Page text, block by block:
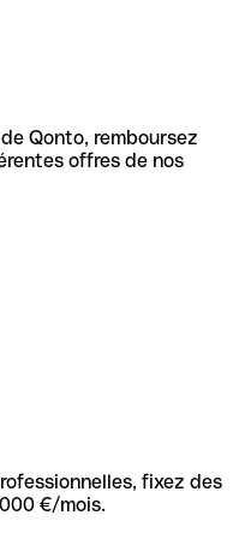
Qonto, remboursez
offres de nos
fixez des
€/mois.